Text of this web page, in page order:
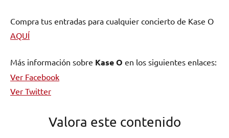
Compra tus entradas para cualquier concierto de Kase O
AQUÍ
Más información sobre Kase O en los siguientes enlaces:
Ver Facebook
Ver Twitter
Valora este contenido